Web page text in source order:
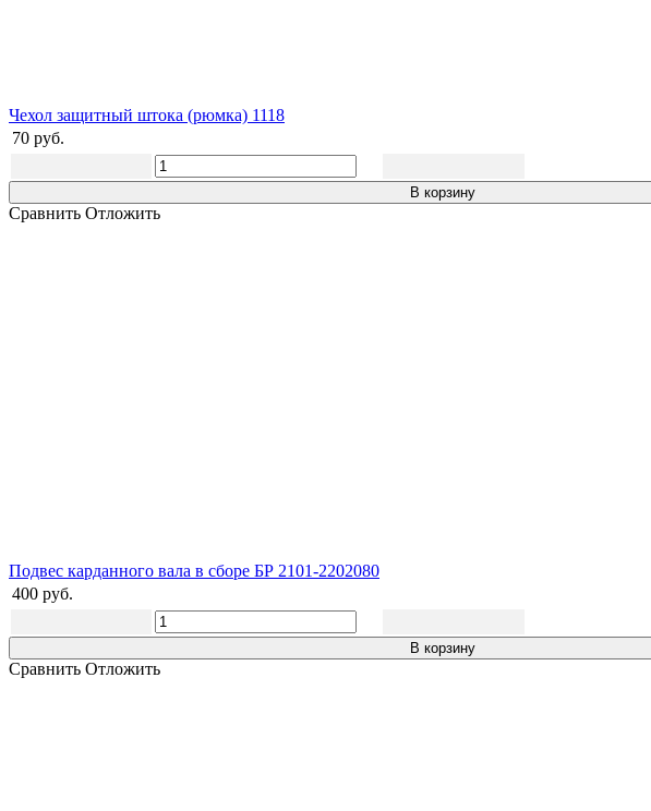
Чехол защитный штока (рюмка) 1118
70 руб.
В корзину
Сравнить Отложить
Подвес карданного вала в сборе БР 2101-2202080
400 руб.
В корзину
Сравнить Отложить